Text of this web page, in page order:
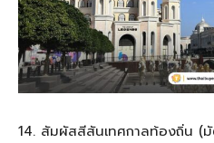
14. สัมผัสสีสันเทศกาลท้องถิ่น (มั